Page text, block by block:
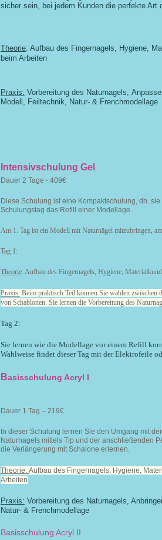
sicher sein, bei jedem Kunden die perfekte Art
Theorie: Aufbau des Fingernagels, Hygiene,
beim Arbeiten
Praxis: Vorbereitung des Naturnagels,
Modell, Feiltechnik, Natur- & Frenchmodellage
Intensivschulung Gel
Dauer 2 Tage - 409€
Diese Schulung ist eine Kompaktschulung, dh.
Schulungstag das Refill einer Modellage.
Am 1. Tag ist ein Modell mit Naturnägel mitzubringen,
Tag 1:
Theorie: Aufbau des Fingernagels, Hygiene,
Praxis:Beim praktisch Teil können Sie wählen zwischen
von Schablonen. Sie lernen die Vorbereitung des
Tag 2:
Sie lernen wie die Modellage vor einem Refill
Wahlweise findet dieser Tag mit der Elektrofeile
Basisschulung Acryl I
Dauer 1 Tag – 219€
In dieser Schulung lernen Sie den Umgang mit
Naturnagels mittels Tip und der anschließenden
die Verlängerung mit Schalone erlernen.
Theorie: Aufbau des Fingernagels, Hygiene,
Arbeiten
Praxis: Vorbereitung des Naturnagels,
Natur- & Frenchmodellage
Basisschulung Acryl II